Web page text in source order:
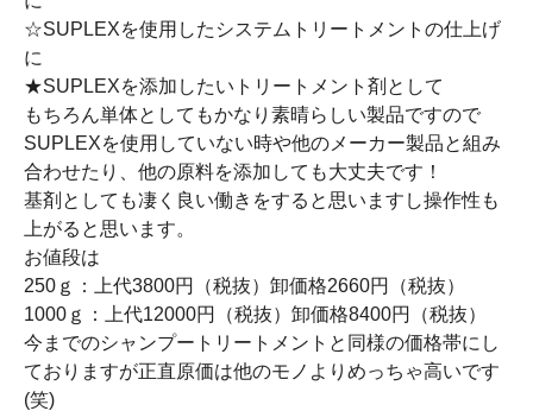
☆SUPLEXを使用したシステムトリートメントの仕上げ
に
★SUPLEXを添加したいトリートメント剤として
もちろん単体としてもかなり素晴らしい製品ですので
SUPLEXを使用していない時や他のメーカー製品と組み
合わせたり、他の原料を添加しても大丈夫です！
基剤としても凄く良い働きをすると思いますし操作性も
上がると思います。
お値段は
250ｇ：上代3800円（税抜）卸価格2660円（税抜）
1000ｇ：上代12000円（税抜）卸価格8400円（税抜）
今までのシャンプートリートメントと同様の価格帯にし
ておりますが正直原価は他のモノよりめっちゃ高いです
(笑)